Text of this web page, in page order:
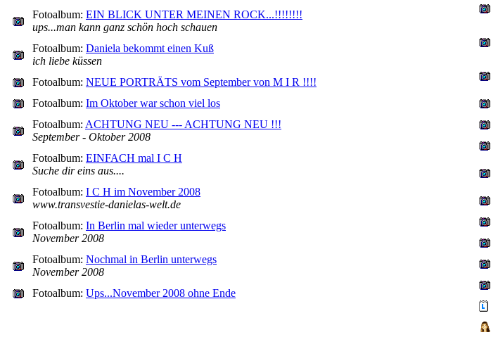
Fotoalbum: EIN BLICK UNTER MEINEN ROCK...!!!!!!!!
ups...man kann ganz schön hoch schauen
Fotoalbum: Daniela bekommt einen Kuß
ich liebe küssen
Fotoalbum: NEUE PORTRÄTS vom September von M I R !!!!
Fotoalbum: Im Oktober war schon viel los
Fotoalbum: ACHTUNG NEU --- ACHTUNG NEU !!!
September - Oktober 2008
Fotoalbum: EINFACH mal I C H
Suche dir eins aus....
Fotoalbum: I C H im November 2008
www.transvestie-danielas-welt.de
Fotoalbum: In Berlin mal wieder unterwegs
November 2008
Fotoalbum: Nochmal in Berlin unterwegs
November 2008
Fotoalbum: Ups...November 2008 ohne Ende